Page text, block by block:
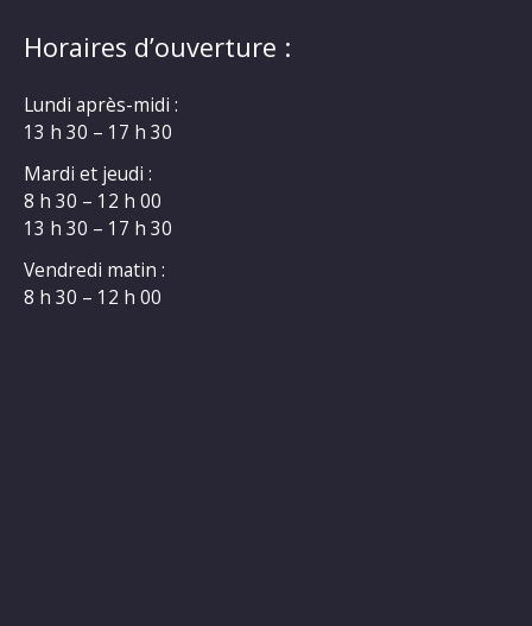
Horaires d’ouverture :
Lundi après-midi :
13 h 30 – 17 h 30
Mardi et jeudi :
8 h 30 – 12 h 00
13 h 30 – 17 h 30
Vendredi matin :
8 h 30 – 12 h 00